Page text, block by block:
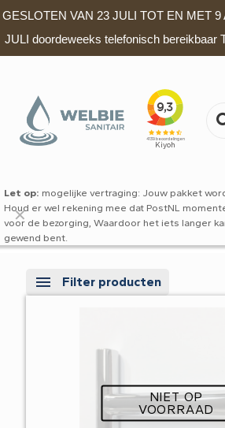
GESLOTEN VAN 23 JULI TOT EN MET
JULI doordeweeks telefonisch bereikbaar
Let op: mogelijke vertraging: Jouw pakket
Houd er wel rekening mee dat PostNL
voor de bezorging, Waardoor het iets langer
gewend bent.
✕
Filter producten
NIET OP
VOORRAAD